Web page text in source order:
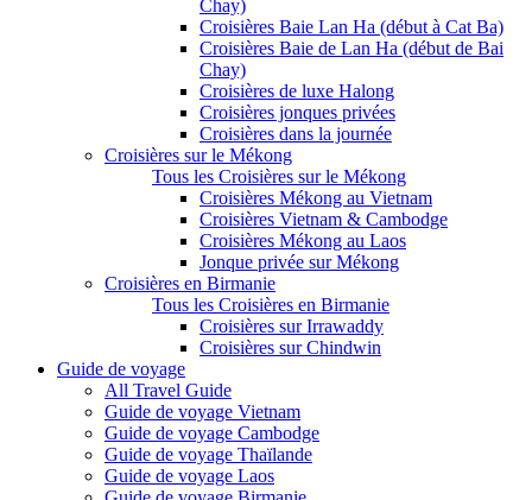
Chay)
Croisières Baie Lan Ha (début à Cat Ba)
Croisières Baie de Lan Ha (début de Bai
Chay)
Croisières de luxe Halong
Croisières jonques privées
Croisières dans la journée
Croisières sur le Mékong
Tous les Croisières sur le Mékong
Croisières Mékong au Vietnam
Croisières Vietnam & Cambodge
Croisières Mékong au Laos
Jonque privée sur Mékong
Croisières en Birmanie
Tous les Croisières en Birmanie
Croisières sur Irrawaddy
Croisières sur Chindwin
Guide de voyage
All Travel Guide
Guide de voyage Vietnam
Guide de voyage Cambodge
Guide de voyage Thaïlande
Guide de voyage Laos